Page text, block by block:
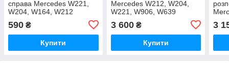
справа Mercedes W221,
W204, W164, W212
590 ₴
Купити
Mercedes W212, W204,
W221, W906, W639
3 600₴
Купити
3